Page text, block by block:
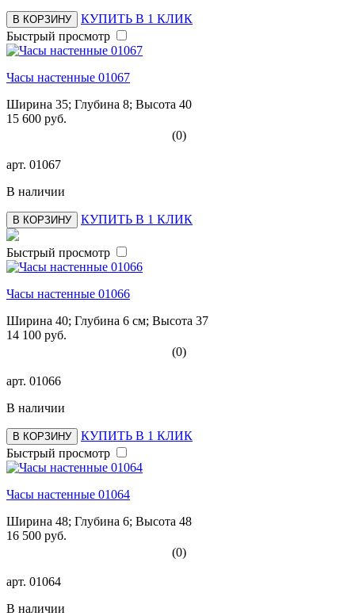
В КОРЗИНУ
КУПИТЬ В 1 КЛИК
Быстрый просмотр
Часы настенные 01067
Ширина 35; Глубина 8; Высота 40
15 600 руб.
(0)
арт. 01067
В наличии
В КОРЗИНУ КУПИТЬ В 1 КЛИК
Быстрый просмотр
Часы настенные 01066
Ширина 40; Глубина 6 см; Высота 37
14 100 руб.
(0)
арт. 01066
В наличии
В КОРЗИНУ
КУПИТЬ В 1 КЛИК
Быстрый просмотр
Часы настенные 01064
Ширина 48; Глубина 6; Высота 48
16 500 руб.
(0)
арт. 01064
В наличии